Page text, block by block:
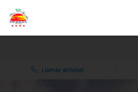
Llamar al hotel